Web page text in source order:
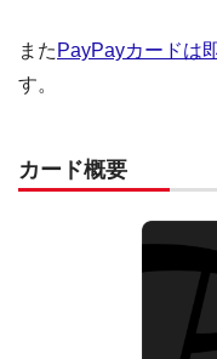
また PayPayカードは
す。
カード概要